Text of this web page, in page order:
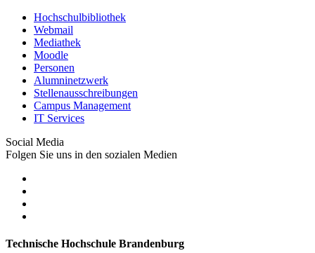
Hochschulbibliothek
Webmail
Mediathek
Moodle
Personen
Alumninetzwerk
Stellenausschreibungen
Campus Management
IT Services
Social Media
Folgen Sie uns in den sozialen Medien
Technische Hochschule Brandenburg